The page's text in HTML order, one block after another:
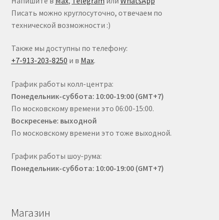
Писать можно круглосуточно, отвечаем по
технической возможности :)
Также мы доступны по телефону:
+7-913-203-8250 и в Max.
График работы колл-центра:
Понедельник-суббота: 10:00-19:00 (GMT+7)
По московскому времени это 06:00-15:00.
Воскресенье: выходной
По московскому времени это тоже выходной.
График работы шоу-рума:
Понедельник-суббота: 10:00-19:00 (GMT+7)
Магазин